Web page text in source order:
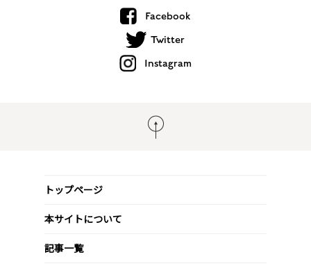
Facebook
Twitter
Instagram
トップページ
本サイトについて
記事一覧